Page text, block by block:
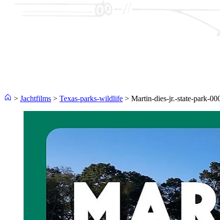
> Jachtfilms > Texas-parks-wildlife > Martin-dies-jr.-state-park-